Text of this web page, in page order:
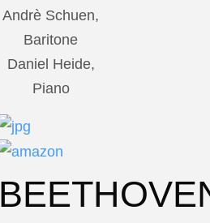
Andrè Schuen,
Baritone
Daniel Heide,
Piano